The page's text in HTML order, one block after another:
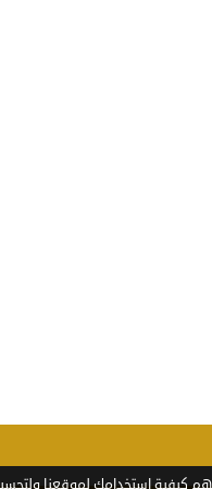
كيفية استخدامك لموقعنا